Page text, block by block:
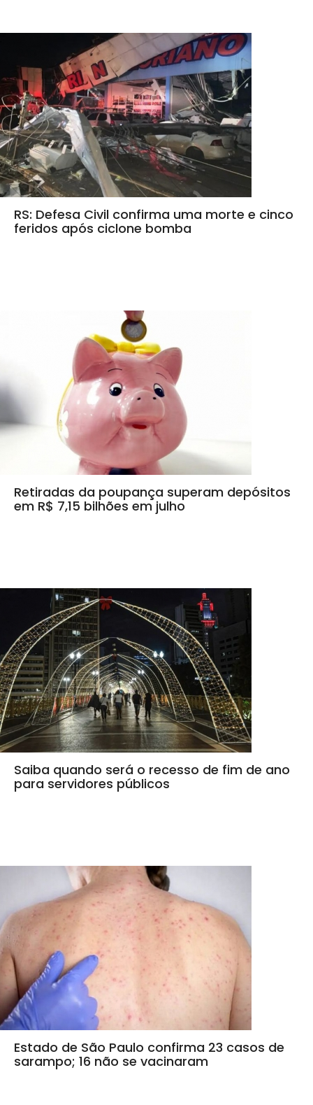
RS: Defesa Civil confirma uma morte e cinco
feridos após ciclone bomba
Retiradas da poupança superam depósitos
em R$ 7,15 bilhões em julho
Saiba quando será o recesso de fim de ano
para servidores públicos
Estado de São Paulo confirma 23 casos de
sarampo; 16 não se vacinaram